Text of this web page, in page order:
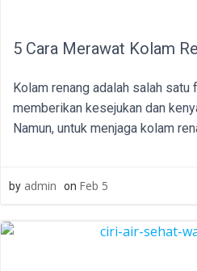
5 Cara Merawat Kolam
Kolam renang adalah salah
memberikan kesejukan dan
Namun, untuk menjaga kolam
by admin on Feb 5